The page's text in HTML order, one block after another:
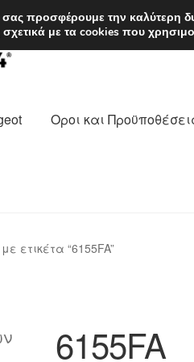
από 7 EUR
Οροι και
ετικέτα “6155FA”
6155FA
προσφέρουμε την καλύτερη
με τα cookies που